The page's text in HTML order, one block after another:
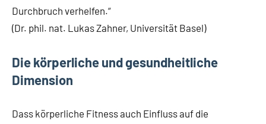
Durchbruch verhelfen.“
(Dr. phil. nat. Lukas Zahner, Universität Basel)
Die körperliche und gesundheitliche
Dimension
Dass körperliche Fitness auch Einfluss auf die